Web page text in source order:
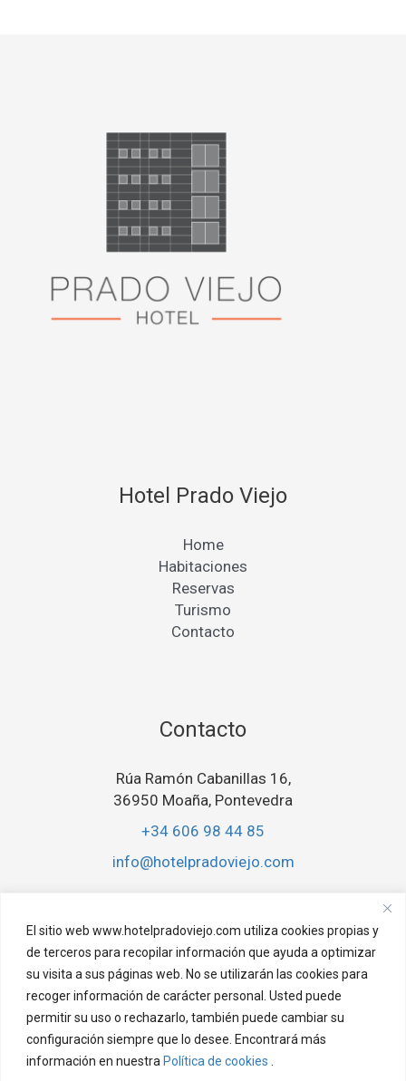
El sitio web www.hotelpradoviejo.com utiliza cookies propias y
de terceros para recopilar información que ayuda a optimizar
su visita a sus páginas web. No se utilizarán las cookies para
recoger información de carácter personal. Usted puede
permitir su uso o rechazarlo, también puede cambiar su
configuración siempre que lo desee. Encontrará más
información en nuestra Política de cookies
Hotel Prado Viejo
Home
Habitaciones
Reservas
Turismo
Contacto
Contacto
Rúa Ramón Cabanillas 16,
36950 Moaña, Pontevedra
+34 606 98 44 85
info@hotelpradoviejo.com
Aviso Legal
Aviso Legal
Política de privacidad
Política de cookies